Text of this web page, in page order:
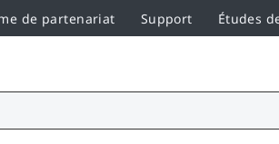
de partenariat Support Études